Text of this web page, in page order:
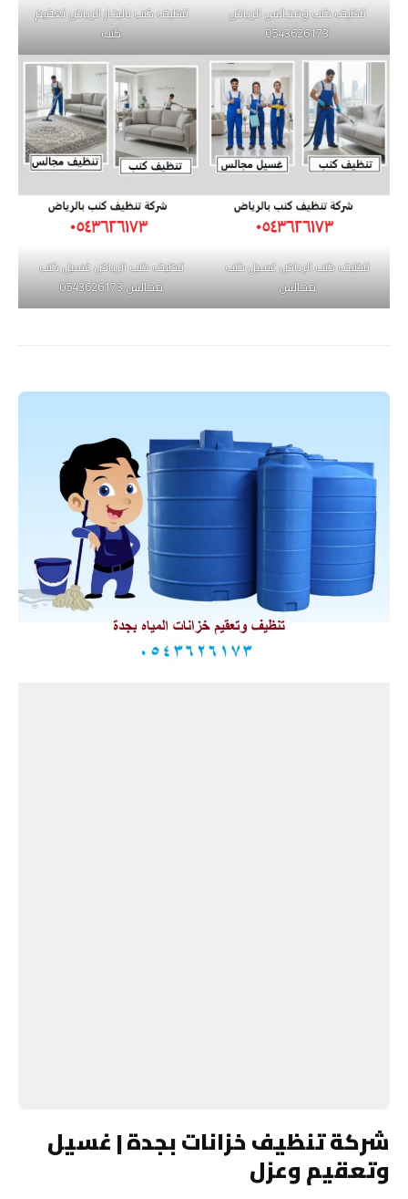
تنظيف كنب ومجالس الرياض
0543626173
تنظيف كنب بالبخار الرياض تعقيم
كنب
تنظيف كنب الرياض غسيل كنب
مجالس
تنظيف كنب الرياض غسيل كنب
مجالس 0543626173
شركة تنظيف خزانات بجدة | غسيل
وتعقيم وعزل